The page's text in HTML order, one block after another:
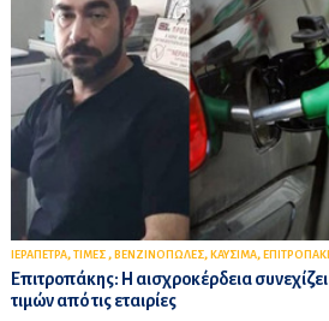
ΙΕΡΑΠΕΤΡΑ, ΤΙΜΕΣ , ΒΕΝΖΙΝΟΠΩΛΕΣ, ΚΑΥΣΙΜΑ,
Επιτροπάκης: Η αισχροκέρδεια
τιμών από τις εταιρίες